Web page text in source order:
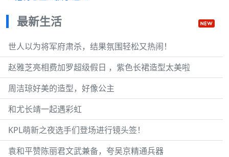
最新生活
世人以为将军府肃杀，结果氛围轻松又热闹！
赵雅芝亮相费加罗超级假日 ，紫色长裙造型太美啦
周洁琼好美的造型，好像公主
和尤长靖一起遇彩虹
KPL萌新之夜选手们登场进行镜头签！
袁和平赞陈丽君文武兼备，夸吴京精通兵器